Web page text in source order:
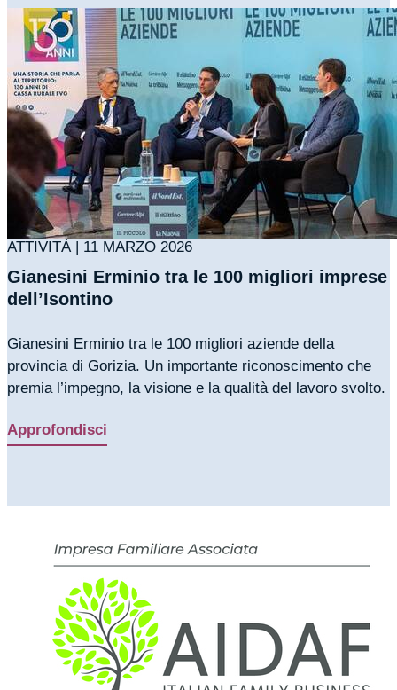
ATTIVITÀ | 11 MARZO 2026
Gianesini Erminio tra le 100 migliori imprese
dell’Isontino
Gianesini Erminio tra le 100 migliori aziende della
provincia di Gorizia. Un importante riconoscimento che
premia l’impegno, la visione e la qualità del lavoro svolto.
Approfondisci